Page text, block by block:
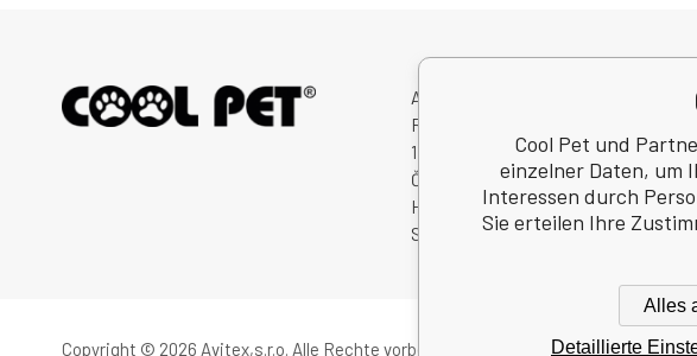
Avitex,s.r.o.
Rybná 716/24
11000 Praha 1
Česká Republika
Handelsregister Nr.: 60745291
Steuernum.: CZ60745291
Copyright © 2026 Avitex,s.r.o. Alle Rechte vorbehalten.
Cool Pet und
einzelner Daten, um
Interessen durch
Sie erteilen Ihre
Alles
Detaillierte